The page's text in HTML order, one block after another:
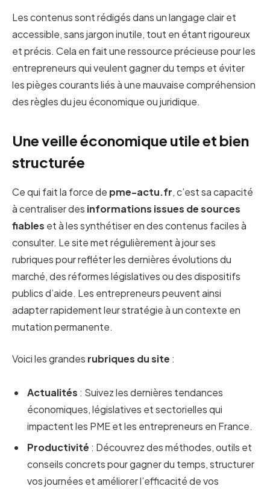
Les contenus sont rédigés dans un langage clair et
accessible, sans jargon inutile, tout en étant rigoureux
et précis. Cela en fait une ressource précieuse pour les
entrepreneurs qui veulent gagner du temps et éviter
les pièges courants liés à une mauvaise compréhension
des règles du jeu économique ou juridique.
Une veille économique utile et bien
structurée
Ce qui fait la force de pme-actu.fr, c’est sa capacité
à centraliser des informations issues de sources
fiables et à les synthétiser en des contenus faciles à
consulter. Le site met régulièrement à jour ses
rubriques pour refléter les dernières évolutions du
marché, des réformes législatives ou des dispositifs
publics d’aide. Les entrepreneurs peuvent ainsi
adapter rapidement leur stratégie à un contexte en
mutation permanente.
Voici les grandes rubriques du site :
Actualités : Suivez les dernières tendances
économiques, législatives et sectorielles qui
impactent les PME et les entrepreneurs en France.
Productivité : Découvrez des méthodes, outils et
conseils concrets pour gagner du temps, structurer
vos journées et améliorer l’efficacité de vos